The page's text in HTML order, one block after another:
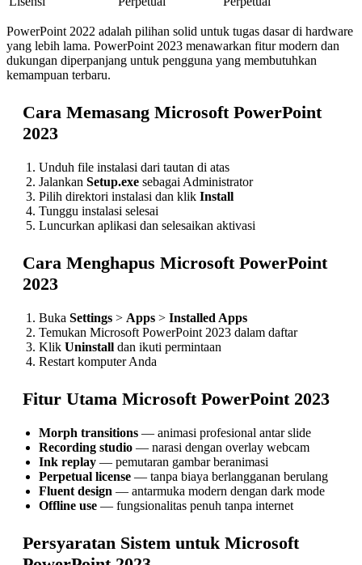
PowerPoint 2022 adalah pilihan solid untuk tugas dasar di hardware
yang lebih lama. PowerPoint 2023 menawarkan fitur modern dan
dukungan diperpanjang untuk pengguna yang membutuhkan
kemampuan terbaru.
Cara Memasang Microsoft PowerPoint
2023
Unduh file instalasi dari tautan di atas
Jalankan Setup.exe sebagai Administrator
Pilih direktori instalasi dan klik Install
Tunggu instalasi selesai
Luncurkan aplikasi dan selesaikan aktivasi
Cara Menghapus Microsoft PowerPoint
2023
Buka Settings > Apps > Installed Apps
Temukan Microsoft PowerPoint 2023 dalam daftar
Klik Uninstall dan ikuti permintaan
Restart komputer Anda
Fitur Utama Microsoft PowerPoint 2023
Morph transitions — animasi profesional antar slide
Recording studio — narasi dengan overlay webcam
Ink replay — pemutaran gambar beranimasi
Perpetual license — tanpa biaya berlangganan berulang
Fluent design — antarmuka modern dengan dark mode
Offline use — fungsionalitas penuh tanpa internet
Persyaratan Sistem untuk Microsoft